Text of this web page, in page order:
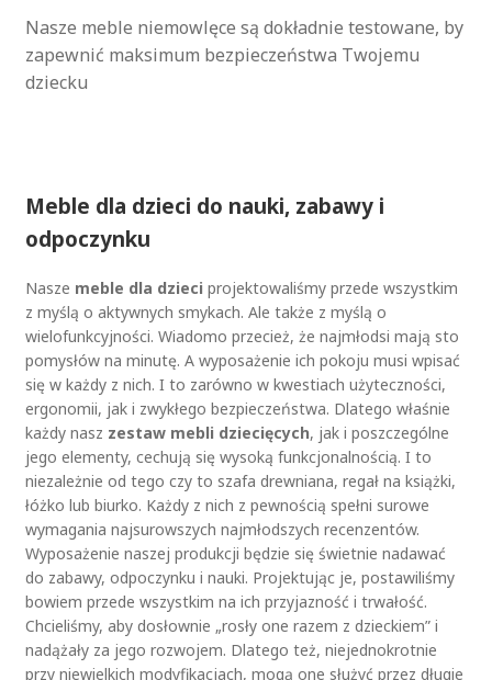
Nasze meble niemowlęce są dokładnie testowane, by
zapewnić maksimum bezpieczeństwa Twojemu
dziecku
Meble dla dzieci do nauki, zabawy i
odpoczynku
Nasze meble dla dzieci projektowaliśmy przede wszystkim
z myślą o aktywnych smykach. Ale także z myślą o
wielofunkcyjności. Wiadomo przecież, że najmłodsi mają sto
pomysłów na minutę. A wyposażenie ich pokoju musi wpisać
się w każdy z nich. I to zarówno w kwestiach użyteczności,
ergonomii, jak i zwykłego bezpieczeństwa. Dlatego właśnie
każdy nasz zestaw mebli dziecięcych, jak i poszczególne
jego elementy, cechują się wysoką funkcjonalnością. I to
niezależnie od tego czy to szafa drewniana, regał na książki,
łóżko lub biurko. Każdy z nich z pewnością spełni surowe
wymagania najsurowszych najmłodszych recenzentów.
Wyposażenie naszej produkcji będzie się świetnie nadawać
do zabawy, odpoczynku i nauki. Projektując je, postawiliśmy
bowiem przede wszystkim na ich przyjazność i trwałość.
Chcieliśmy, aby dosłownie „rosły one razem z dzieckiem” i
nadążały za jego rozwojem. Dlatego też, niejednokrotnie
przy niewielkich modyfikacjach, mogą one służyć przez długie